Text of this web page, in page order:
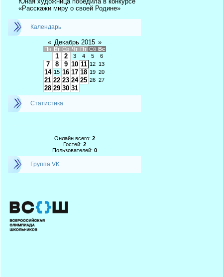
«Расскажи миру о своей Родине»
Календарь
« Декабрь 2015 »
Пн Вт Ср Чт Пт Сб Вс
1 2 3 4 5 6
7 8 9 10 11 12 13
14 15 16 17 18 19 20
21 22 23 24 25 26 27
28 29 30 31
Статистика
Онлайн всего: 2
Гостей: 2
Пользователей: 0
Группа VK